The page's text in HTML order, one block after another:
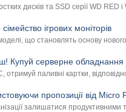
дисків та SSD серії WD
ігрових моніторів
що становлять основу нового
Купуй серверне
отримуй паливні картки,
пропозиції від Micro
залишатися продуктивними